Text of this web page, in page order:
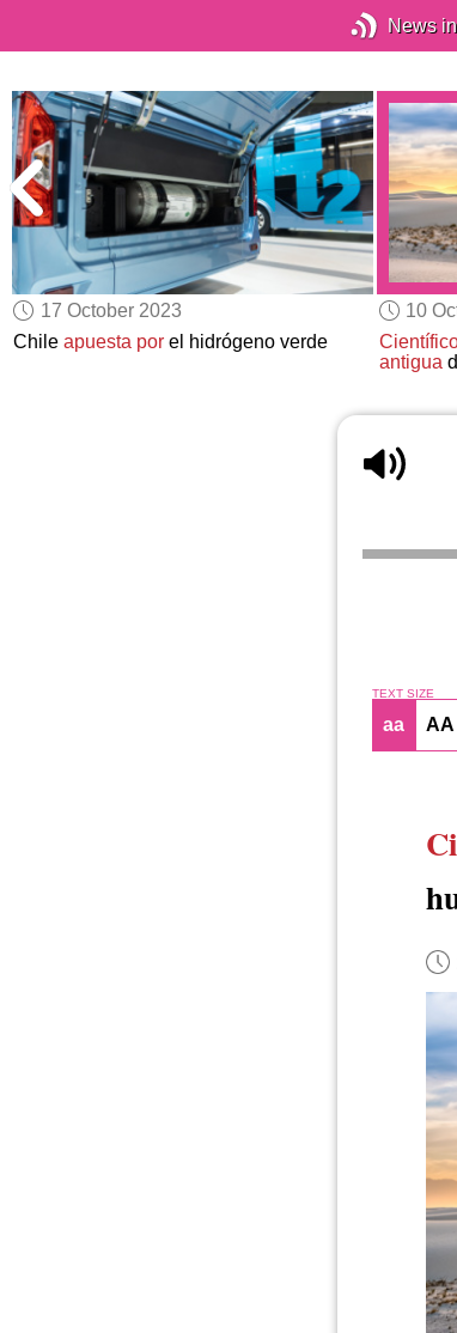
News
17 October 2023
Chileapuesta por el hidrógeno verde
10
antigua
TEXT SIZE
aa AA